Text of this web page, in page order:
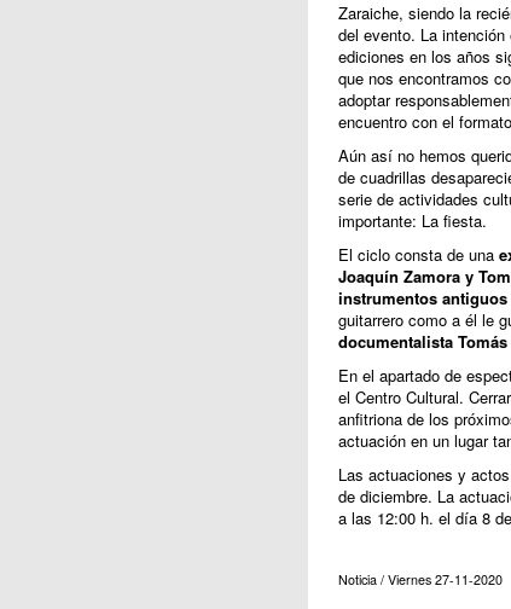
Zaraiche, siendo la
del evento. La
ediciones en los años
que nos encontramos
adoptar
encuentro con el
Aún así no hemos
de cuadrillas
serie de actividades
importante: La fiesta.
El ciclo consta de una
Joaquín Zamora y
instrumentos antiguos
guitarrero como a él le
documentalista Tomás
En el apartado de
el Centro Cultural.
anfitriona de los
actuación en un lugar
Las actuaciones y
de diciembre. La
a las 12:00 h. el día 8
Noticia / Viernes 27-11-2020